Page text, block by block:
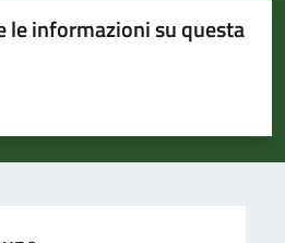
le informazioni su questa
su 5
su 5
5